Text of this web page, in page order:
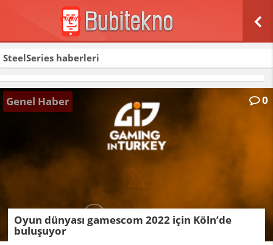
SteelSeries haberleri
Oyun dünyası gamescom 2022 için Köln’de
buluşuyor
Genel Haber 0